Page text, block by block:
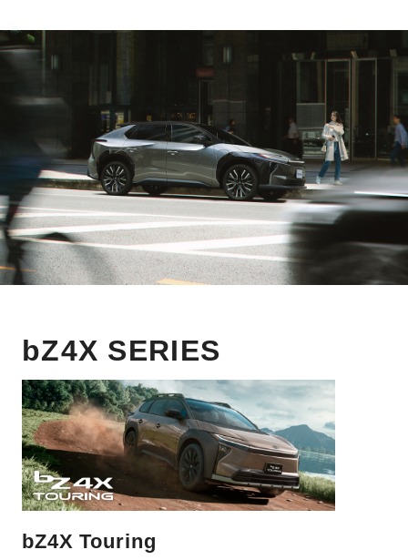
bZ4X SERIES
bZ4X Touring